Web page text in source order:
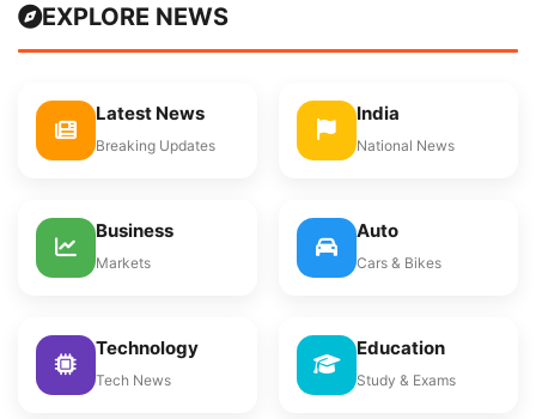
EXPLORE NEWS
Latest News
Breaking Updates
India
National News
Business
Markets
Auto
Cars & Bikes
Technology
Tech News
Education
Study & Exams